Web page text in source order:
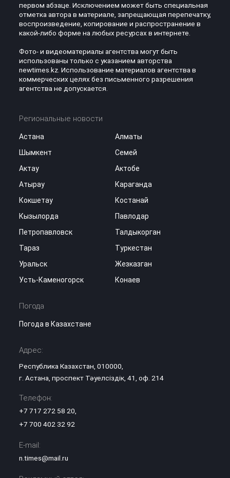
первом абзаце. Исключением может быть специальная
отметка автора в материале, запрещающая перепечатку,
воспроизведение, копирование и распространение в
какой-либо форме на любых ресурсах в интернете.
Фото- и видеоматериалы агентства могут быть
использованы только с указанием авторства
newtimes.kz. Использование материалов агентства в
коммерческих целях без письменного разрешения
агентства не допускается.
Региональные новости
Астана
Алматы
Шымкент
Семей
Актау
Актобе
Атырау
Караганда
Кокшетау
Костанай
Кызылорда
Павлодар
Петропавловск
Талдыкорган
Тараз
Туркестан
Уральск
Жезказган
Усть-Каменогорск
Конаев
Погода
Погода в Казахстане
Адрес:
Республика Казахстан, 010000,
г. Астана, проспект Тәуелсіздік, 41, оф. 214
Телефон:
+7 717 272 58 20,
+7 700 402 32 92
E-mail:
n.times@mail.ru